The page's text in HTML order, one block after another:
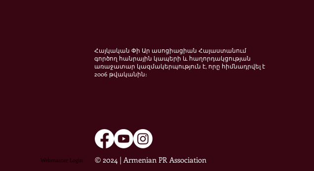
Հայկական Փի Ար ասոցիացիան Հայաստանում
գործող հանրային կապերի և հաղորդակցության
առաջատար կազմակերպություն է, որը հիմնադրվել է
2006 թվականին։
Webmaster Login © 2024 | Armenian PR Association